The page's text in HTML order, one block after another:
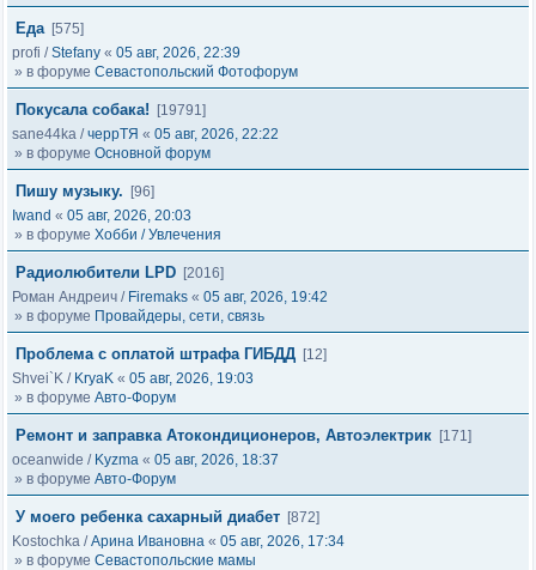
Еда [575]
profi /Stefany « 05 авг, 2026, 22:39
» в форуме Севастопольский Фотофорум
Покусала собака!
[19791]
sane44ka /черрТЯ « 05 авг, 2026, 22:22
» в форуме Основной форум
Пишу музыку.
[96]
Iwand « 05 авг, 2026, 20:03
» в форуме Хобби / Увлечения
Радиолюбители LPD [2016]
Роман Андреич / Firemaks « 05 авг, 2026, 19:42
» в форуме Провайдеры, сети, связь
Проблема с оплатой штрафа ГИБДД [12]
Shvei`K / KryaK « 05 авг, 2026, 19:03
» в форуме Авто-Форум
Ремонт и заправка Атокондиционеров, Автоэлектрик [171]
oceanwide / Kyzma « 05 авг, 2026, 18:37
» в форуме Авто-Форум
У моего ребенка сахарный диабет [872]
Kostochka /Арина Ивановна « 05 авг, 2026, 17:34
» в форуме Севастопольские мамы